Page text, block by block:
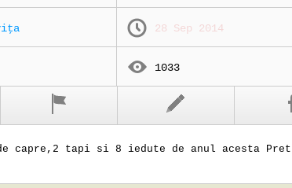
28 Sep 2014
1033
de capre,2 tapi si 8 iedute de anul acesta